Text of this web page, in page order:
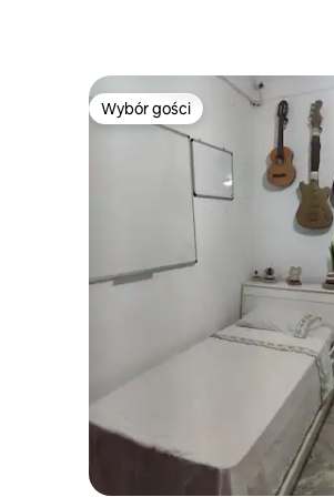
Wybór gości
Wybór gości